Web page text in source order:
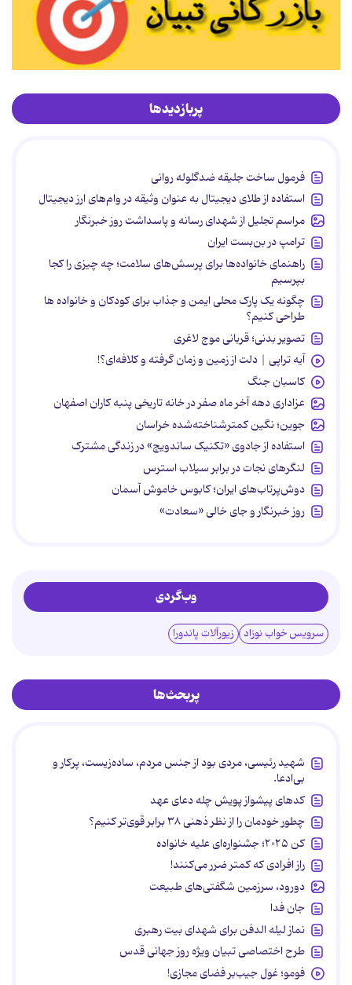
پربازدیدها
فرمول ساخت جلیقه ضدگلوله روانی
استفاده از طلای دیجیتال به عنوان وثیقه در وام‌های ارز دیجیتال
مراسم تجلیل از شهدای رسانه و پاسداشت روز خبرنگار
ترامپ در بن‌بست ایران
راهنمای خانواده‌ها برای پرسش‌های سلامت؛ چه چیزی را کجا
بپرسیم
چگونه یک پارک محلی ایمن و جذاب برای کودکان و خانواده ها
طراحی کنیم؟
تصویر بدنی؛ قربانی موج لاغری
آیه تراپی | دلت از زمین و زمان گرفته و کلافه‌ای؟!
کاسبان جنگ
عزاداری دهه آخر ماه صفر در خانه تاریخی پنبه کاران اصفهان
جوین؛ نگین کمترشناخته‌شده خراسان
استفاده از جادوی «تکنیک ساندویچ» در زندگی مشترک
لنگرهای نجات در برابر سیلاب استرس
دوش‌پرتاب‌های ایران؛ کابوس خاموش آسمان
روز خبرنگار و جای خالی «سعادت»
وب‌گردی
سرویس خواب نوزاد زیورآلات پاندورا
پربحث‌ها
شهید رئیسی، مردی بود از جنس مردم، ساده‌زیست، پرکار و
بی‌ادعا.
کدهای پیشواز پویش چله دعای عهد
چطور خودمان را از نظر ذهنی ۳۸ برابر قوی‌تر کنیم؟
کن ۲۰۲۵؛ جشنواره‌ای علیه خانواده
راز افرادی که کمتر ضرر می‌کنند!
دورود، سرزمین شگفتی‌های طبیعت
جان فدا
نماز لیله الدفن برای شهدای بیت رهبری
طرح اختصاصی تبیان ویژه روز جهانی قدس
فومو؛ غول جیب‌بر فضای مجازی!